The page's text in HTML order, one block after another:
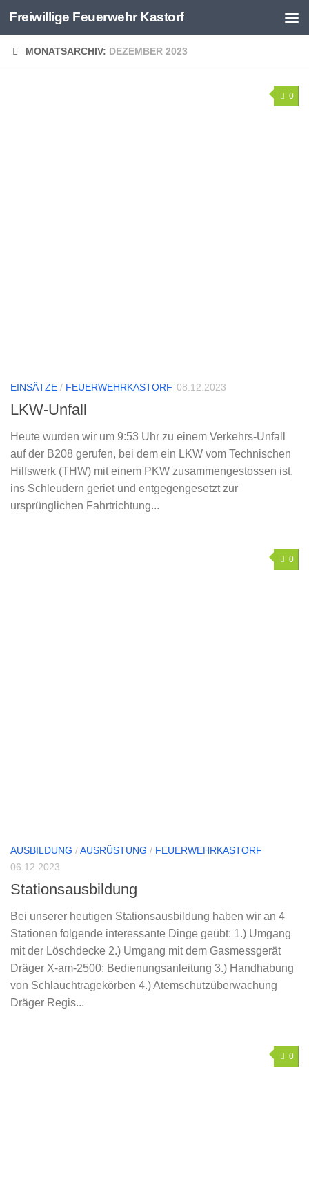
Zum Inhalt springen
Freiwillige Feuerwehr Kastorf
MONATSARCHIV: DEZEMBER 2023
0
EINSÄTZE / FEUERWEHRKASTORF 08.12.2023
LKW-Unfall
Heute wurden wir um 9:53 Uhr zu einem Verkehrs-Unfall
auf der B208 gerufen, bei dem ein LKW vom Technischen
Hilfswerk (THW) mit einem PKW zusammengestossen ist,
ins Schleudern geriet und entgegengesetzt zur
ursprünglichen Fahrtrichtung...
0
AUSBILDUNG /AUSRÜSTUNG / FEUERWEHRKASTORF
06.12.2023
Stationsausbildung
Bei unserer heutigen Stationsausbildung haben wir an 4
Stationen folgende interessante Dinge geübt: 1.) Umgang
mit der Löschdecke 2.) Umgang mit dem Gasmessgerät
Dräger X-am-2500: Bedienungsanleitung 3.) Handhabung
von Schlauchtragekörben 4.) Atemschutzüberwachung
Dräger Regis...
0